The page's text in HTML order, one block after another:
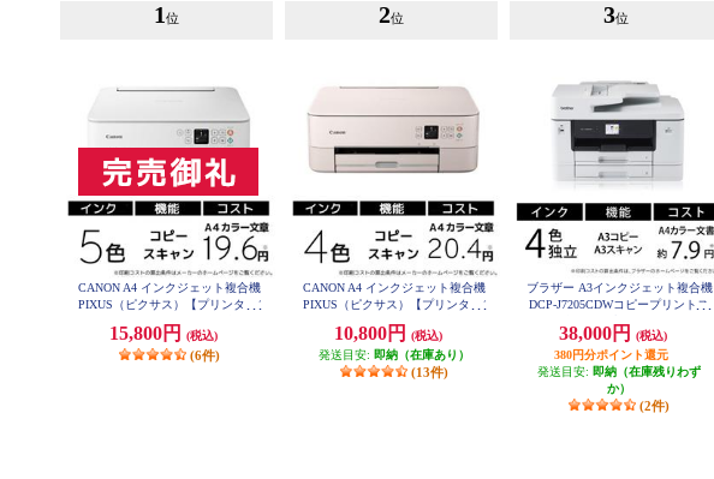
1 位
CANON A4 インクジェット複合機
PIXUS（ピクサス）【プリンター/
ク】 PIXUSTS7530WH
15,800円 (税込)
(6件)
2位
CANON A4 インクジェット複合機
PIXUS（ピクサス）【プリンター/
ク】 PIXUSTS5430PK
10,800円
(税込)
発送目安: 即納（在庫あり）
(13件)
3位
ブラザー A3インクジェット複合機
DCP-J7205CDWコピープリントス
DCP-J7205CDW
38,000円
(税込)
380円分ポイント還元
発送目安: 即納（在庫残りわず
か）
(2件)